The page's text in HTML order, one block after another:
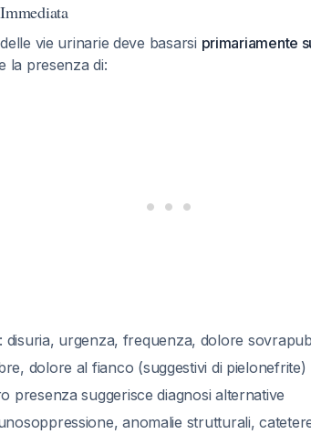
vie urinarie deve basarsi primariamente
la presenza di:
: disuria, urgenza, frequenza, dolore
dolore al fianco (suggestivi di pielonefrite)
presenza suggerisce diagnosi alternative
anomalie strutturali,